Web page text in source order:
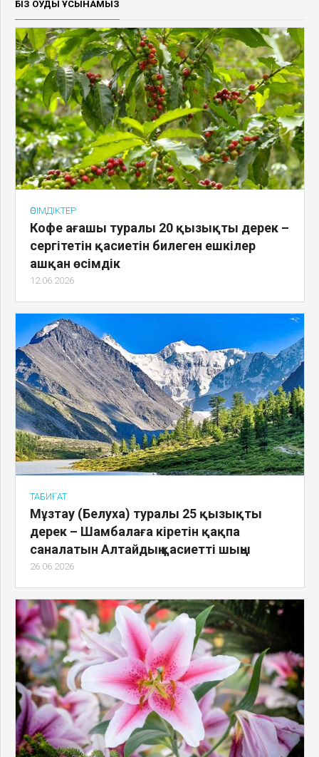
БІЗ ОҚУДЫ ҰСЫНАМЫЗ
ӨСІМДІКТЕР
Кофе ағашы туралы 20 қызықты дерек –
сергітетін қасиетін билеген ешкілер
ашқан өсімдік
12.06.2026
ТАБИҒАТ
Мұзтау (Белуха) туралы 25 қызықты
дерек – Шамбалаға кіретін қақпа
саналатын Алтайдың қасиетті шыңы
26.06.2026